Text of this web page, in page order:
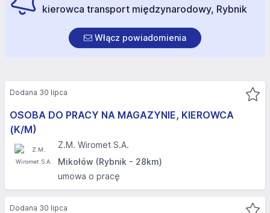
kierowca transport międzynarodowy, Rybnik
Włącz powiadomienia
OSOBA DO PRACY NA MAGAZYNIE, KIEROWCA
(K/M)
Z.M. Wiromet S.A.
Mikołów (Rybnik - 28km)
umowa o pracę
Dodana 30 lipca
Dodana 30 lipca